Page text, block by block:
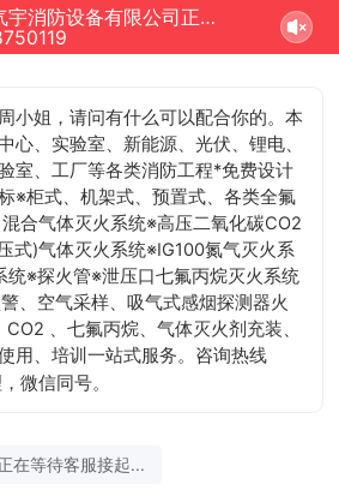
广州气宇消防设备有限公司正在为您服务
小姐，请问有什么可以配合你的
据中心、实验室、新能源、光伏、锂
实验室、工厂等各类消防工程*免费
投标※柜式、机架式、预置式、各类
混合气体灭火系统※高压二氧化碳
(备压式)气体灭火系统※IG100氮气灭
火系统※探火管※泄压口七氟丙烷灭火
预警、空气采样、吸气式感烟探测
、CO2 、七氟丙烷、气体灭火剂充
、使用、培训一站式服务。咨询热线
微信同号。
在等待客服接起...